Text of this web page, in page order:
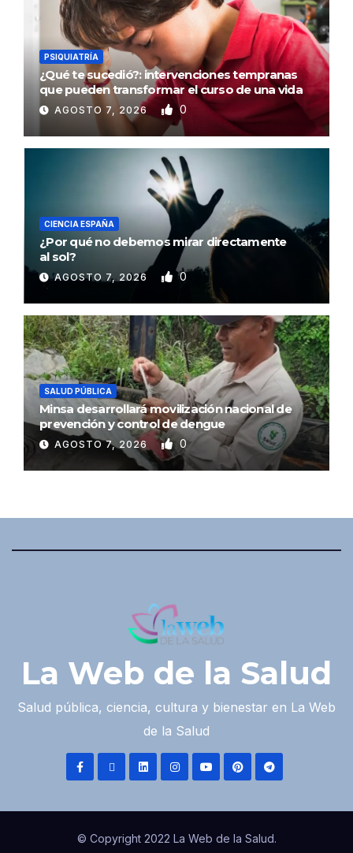
PSIQUIATRÍA
¿Qué te sucedió?: intervenciones tempranas
que pueden transformar el curso de una vida
AGOSTO 7, 2026 0
CIENCIA ESPAÑA
¿Por qué no debemos mirar directamente
al sol?
AGOSTO 7, 2026 0
SALUD PÚBLICA
Minsa desarrollará movilización nacional de
prevención y control de dengue
AGOSTO 7, 2026 0
La Web de la Salud
Salud pública, ciencia, cultura y bienestar en La Web
de la Salud
© Copyright 2022 La Web de la Salud.